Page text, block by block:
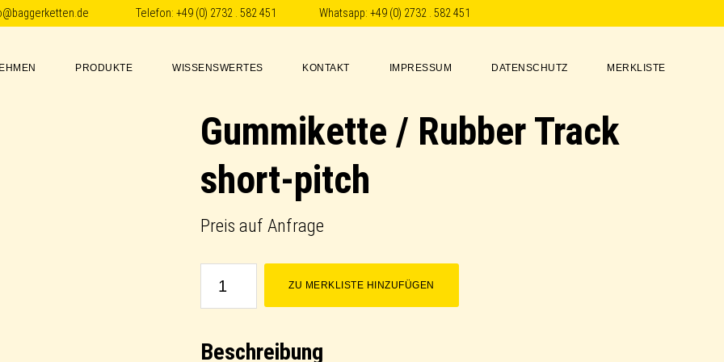
Telefon: +49 (0) 2732 . 582 451 Whatsapp: +49 (0) 2732 . 582 451
PRODUKTE WISSENSWERTES KONTAKT IMPRESSUM DATENSCHUTZ MERKLISTE
Gummikette / Rubber Track
short-pitch
Preis auf Anfrage
Gummikette
Track
ZU MERKLISTE HINZUFÜGEN
Beschreibung